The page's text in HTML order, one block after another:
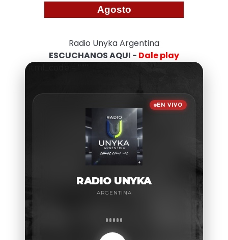
Agosto
Radio Unyka Argentina
ESCUCHANOS AQUI - Dale play